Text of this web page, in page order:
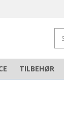
TILBEHØR